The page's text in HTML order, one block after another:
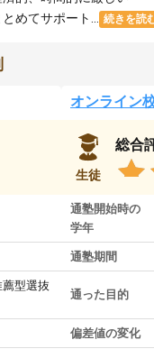
めてサポート...
続きを読
型選抜
オンライン
生徒
総合
通塾開始時の
学年
通塾期間
通った目的
偏差値の変化